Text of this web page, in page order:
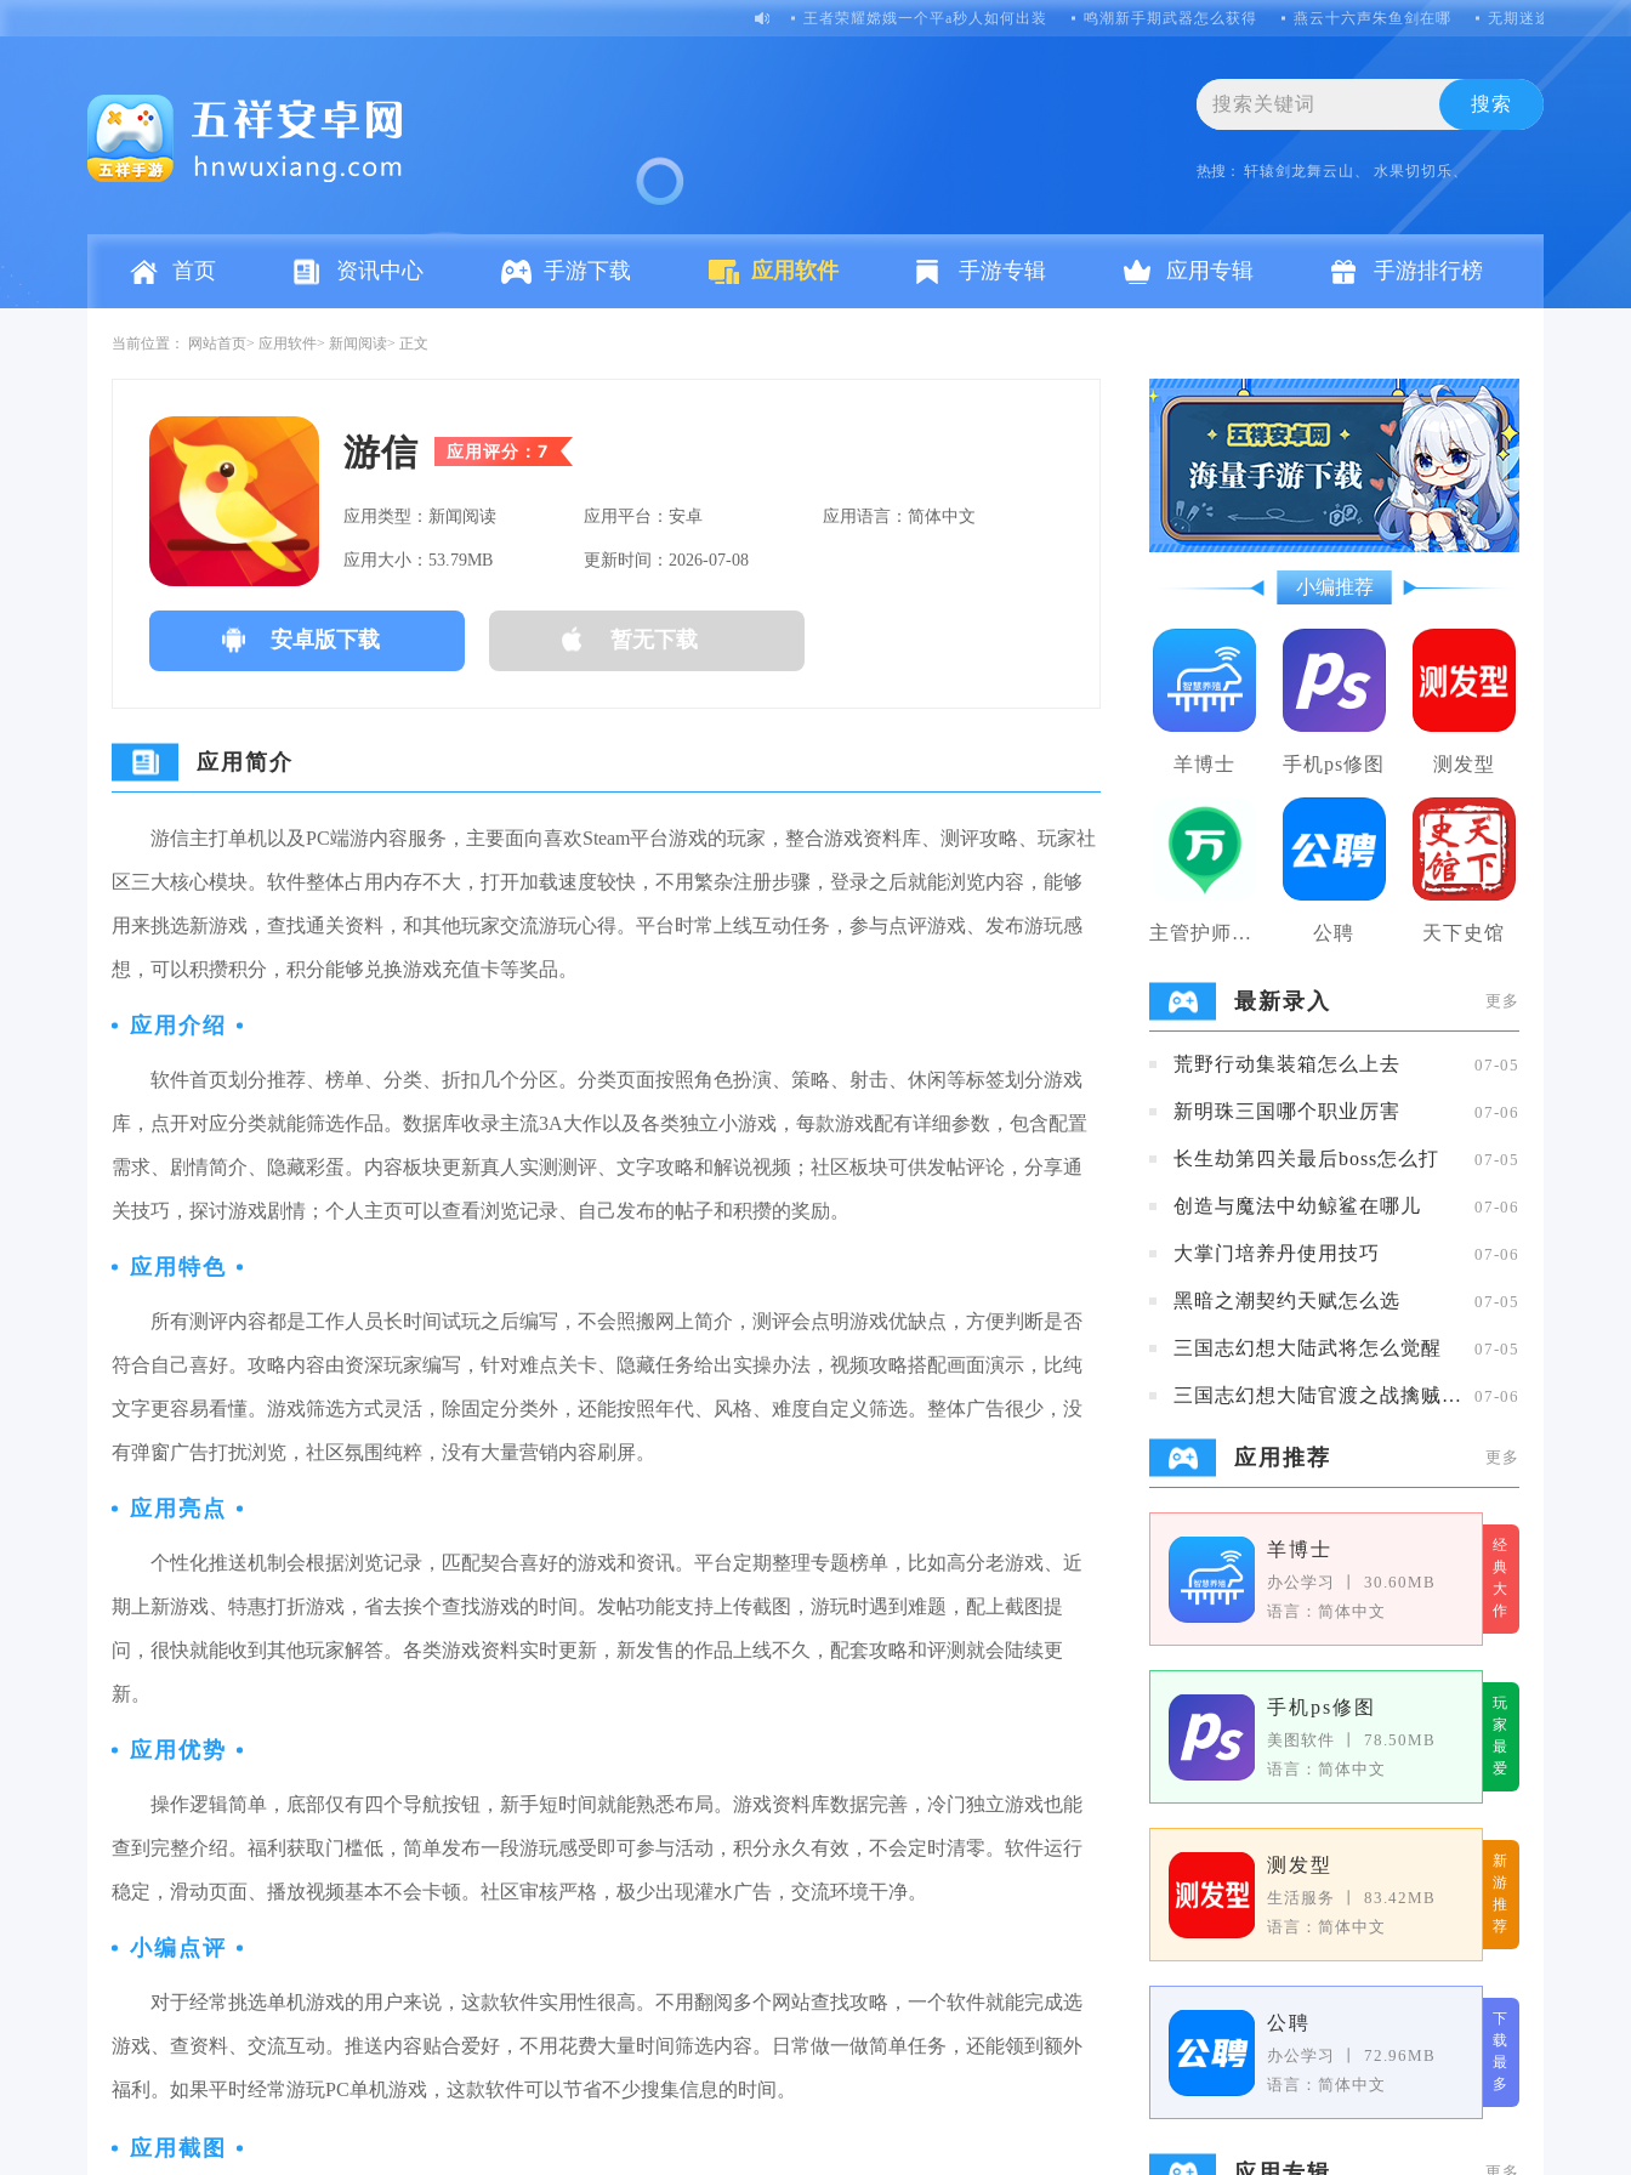
王者荣耀嫦娥一个平a秒人如何出装 鸣潮新手期武器怎么获得 燕云十六声朱鱼剑在哪 无期迷途值得养吗
搜索
热搜： 轩辕剑龙舞云山、 水果切切乐、
首页 资讯中心 手游下载 应用软件 手游专辑 应用专辑 手游排行榜
当前位置： 网站首页 应用软件 新闻阅读 正文
游信 应用评分：7
应用类型：新闻阅读 应用平台：安卓 应用语言：简体中文
应用大小：53.79MB 更新时间：2026-07-08
安卓版下载 暂无下载
应用简介
游信主打单机以及PC端游内容服务，主要面向喜欢Steam平台游戏的玩家，整合游戏资料库、测评攻略、玩家社
区三大核心模块。软件整体占用内存不大，打开加载速度较快，不用繁杂注册步骤，登录之后就能浏览内容，能够
用来挑选新游戏，查找通关资料，和其他玩家交流游玩心得。平台时常上线互动任务，参与点评游戏、发布游玩感
想，可以积攒积分，积分能够兑换游戏充值卡等奖品。
应用介绍
软件首页划分推荐、榜单、分类、折扣几个分区。分类页面按照角色扮演、策略、射击、休闲等标签划分游戏
库，点开对应分类就能筛选作品。数据库收录主流3A大作以及各类独立小游戏，每款游戏配有详细参数，包含配置
需求、剧情简介、隐藏彩蛋。内容板块更新真人实测测评、文字攻略和解说视频；社区板块可供发帖评论，分享通
关技巧，探讨游戏剧情；个人主页可以查看浏览记录、自己发布的帖子和积攒的奖励。
应用特色
所有测评内容都是工作人员长时间试玩之后编写，不会照搬网上简介，测评会点明游戏优缺点，方便判断是否
符合自己喜好。攻略内容由资深玩家编写，针对难点关卡、隐藏任务给出实操办法，视频攻略搭配画面演示，比纯
文字更容易看懂。游戏筛选方式灵活，除固定分类外，还能按照年代、风格、难度自定义筛选。整体广告很少，没
有弹窗广告打扰浏览，社区氛围纯粹，没有大量营销内容刷屏。
应用亮点
个性化推送机制会根据浏览记录，匹配契合喜好的游戏和资讯。平台定期整理专题榜单，比如高分老游戏、近
期上新游戏、特惠打折游戏，省去挨个查找游戏的时间。发帖功能支持上传截图，游玩时遇到难题，配上截图提
问，很快就能收到其他玩家解答。各类游戏资料实时更新，新发售的作品上线不久，配套攻略和评测就会陆续更
新。
应用优势
操作逻辑简单，底部仅有四个导航按钮，新手短时间就能熟悉布局。游戏资料库数据完善，冷门独立游戏也能
查到完整介绍。福利获取门槛低，简单发布一段游玩感受即可参与活动，积分永久有效，不会定时清零。软件运行
稳定，滑动页面、播放视频基本不会卡顿。社区审核严格，极少出现灌水广告，交流环境干净。
小编点评
对于经常挑选单机游戏的用户来说，这款软件实用性很高。不用翻阅多个网站查找攻略，一个软件就能完成选
游戏、查资料、交流互动。推送内容贴合爱好，不用花费大量时间筛选内容。日常做一做简单任务，还能领到额外
福利。如果平时经常游玩PC单机游戏，这款软件可以节省不少搜集信息的时间。
应用截图
小编推荐
羊博士 手机ps修图 测发型
主管护师万题库 公聘 天下史馆
最新录入 更多
荒野行动集装箱怎么上去 07-05
新明珠三国哪个职业厉害 07-06
长生劫第四关最后boss怎么打 07-05
创造与魔法中幼鲸鲨在哪儿 07-06
大掌门培养丹使用技巧 07-06
黑暗之潮契约天赋怎么选 07-05
三国志幻想大陆武将怎么觉醒 07-05
三国志幻想大陆官渡之战擒贼擒王攻略 07-06
应用推荐 更多
羊博士
办公学习
30.60MB
语言：简体中文
经
典
大
作
手机ps修图
美图软件
78.50MB
语言：简体中文
玩
家
最
爱
测发型
生活服务
83.42MB
语言：简体中文
新
游
推
荐
公聘
办公学习
72.96MB
语言：简体中文
下
载
最
多